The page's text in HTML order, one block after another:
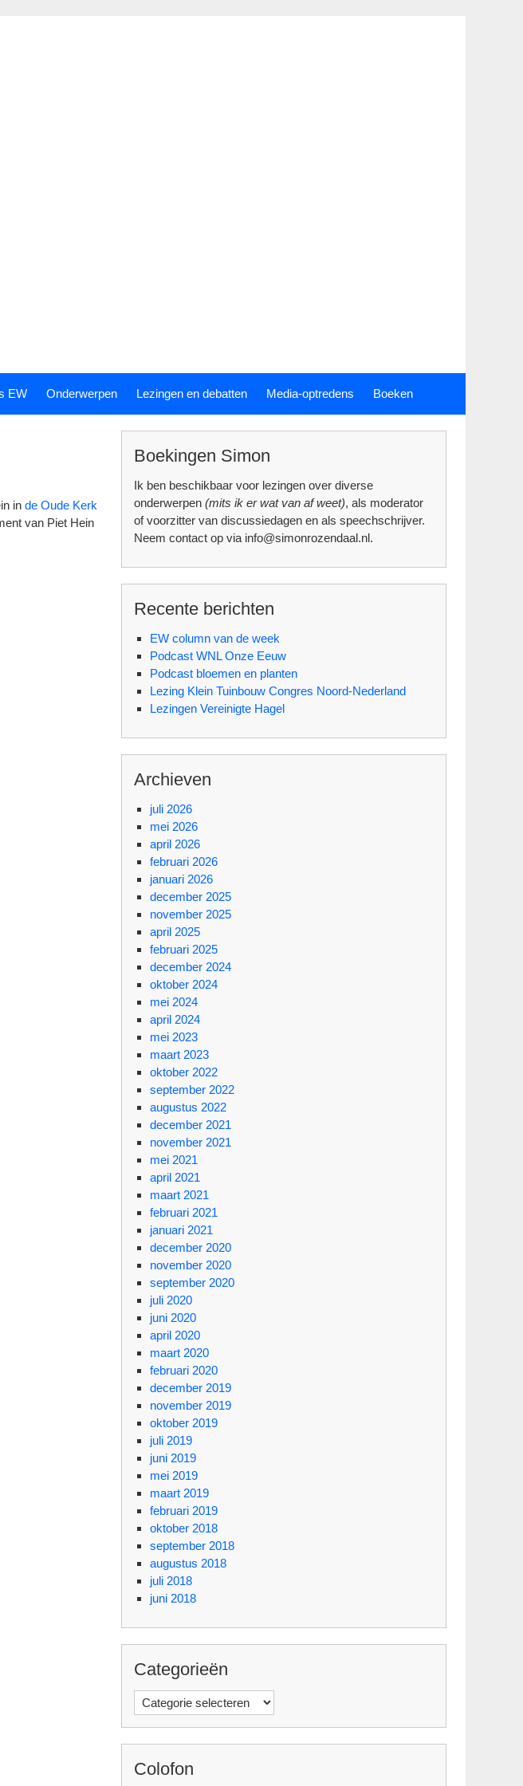
EW Onderwerpen Lezingen en debatten Media-optredens Boeken
in de Oude Kerk
van Piet Hein
Boekingen Simon
Ik ben beschikbaar voor lezingen over diverse
onderwerpen (mits ik er wat van af weet), als moderator
of voorzitter van discussiedagen en als speechschrijver.
Neem contact op via info@simonrozendaal.nl.
Recente berichten
EW column van de week
Podcast WNL Onze Eeuw
Podcast bloemen en planten
Lezing Klein Tuinbouw Congres Noord-Nederland
Lezingen Vereinigte Hagel
Archieven
juli 2026
mei 2026
april 2026
februari 2026
januari 2026
december 2025
november 2025
april 2025
februari 2025
december 2024
oktober 2024
mei 2024
april 2024
mei 2023
maart 2023
oktober 2022
september 2022
augustus 2022
december 2021
november 2021
mei 2021
april 2021
maart 2021
februari 2021
januari 2021
december 2020
november 2020
september 2020
juli 2020
juni 2020
april 2020
maart 2020
februari 2020
december 2019
november 2019
oktober 2019
juli 2019
juni 2019
mei 2019
maart 2019
februari 2019
oktober 2018
september 2018
augustus 2018
juli 2018
juni 2018
Categorieën
Categorieën
Colofon